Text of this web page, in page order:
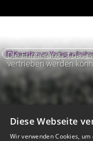
Die Erinnerung ist das
vertrieben werden
Kontakt zum Verlag
Diese Webseite
Wir verwenden Cookies,